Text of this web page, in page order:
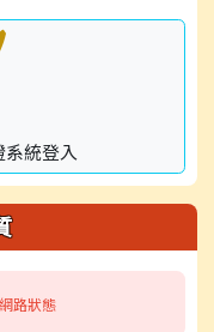
統登入
路狀態